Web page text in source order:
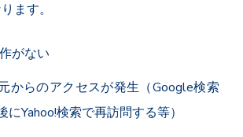
ます。
がない
からのアクセスが発生（Google検索
にYahoo!検索で再訪問する等）